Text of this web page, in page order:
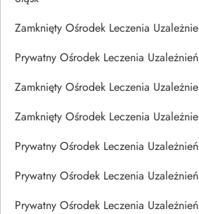
Zamknięty Ośrodek Leczenia
Prywatny Ośrodek Leczenia
Zamknięty Ośrodek Leczenia
Zamknięty Ośrodek Leczenia
Prywatny Ośrodek Leczenia
Prywatny Ośrodek Leczenia Uzależnień
Prywatny Ośrodek Leczenia